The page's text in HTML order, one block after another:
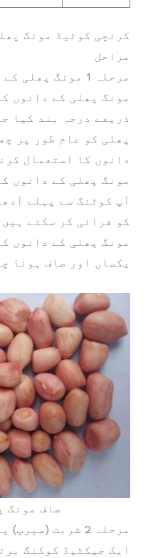
کرنچی کوٹیڈ مونگ
مراحل
مرحلہ 1 مونگ پھلی کے مغز کا انتخاب
مونگ پھلی کے دانوں
ذریعے درجہ بند کیا
پھلی کو عام طور پر
دانوں کا استعمال
مونگ پھلی کے دانوں
آپ کوٹنگ سے پہلے
کو فرائی کر سکتے
مونگ پھلی کے دانوں
یکساں اور صاف ہونا
صاف مونگ
مرحلہ 2 شربت (سیرپ) پکانا
ایک جیکٹیڈ کوکنگ